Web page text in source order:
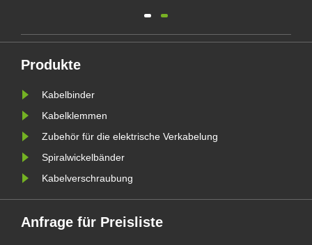
Produkte ist jedoch auch
erford......
Produkte
Kabelbinder
Kabelklemmen
Zubehör für die elektrische Verkabelung
Spiralwickelbänder
Kabelverschraubung
Anfrage für Preisliste